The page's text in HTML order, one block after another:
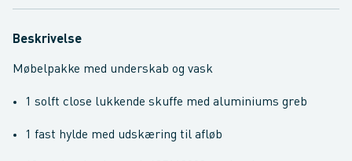
Beskrivelse
Møbelpakke med underskab og vask
1 solft close lukkende skuffe med aluminiums greb
1 fast hylde med udskæring til afløb